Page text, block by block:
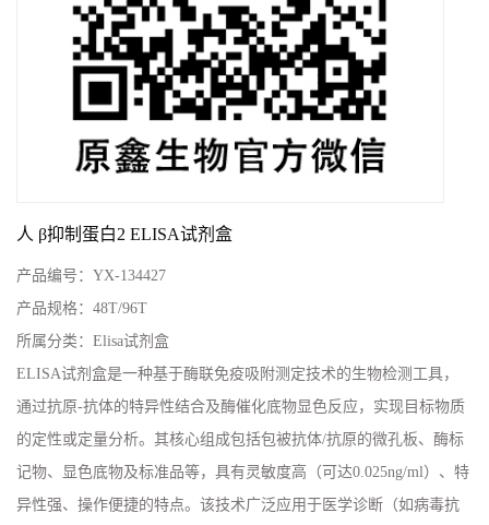
人 β抑制蛋白2 ELISA试剂盒
产品编号： YX-134427
产品规格： 48T/96T
所属分类： Elisa试剂盒
ELISA试剂盒是一种基于酶联免疫吸附测定技术的生物检测工具，
通过抗原-抗体的特异性结合及酶催化底物显色反应，实现目标物质
的定性或定量分析。其核心组成包括包被抗体/抗原的微孔板、酶标
记物、显色底物及标准品等，具有灵敏度高（可达0.025ng/ml）、特
异性强、操作便捷的特点。该技术广泛应用于医学诊断（如病毒抗